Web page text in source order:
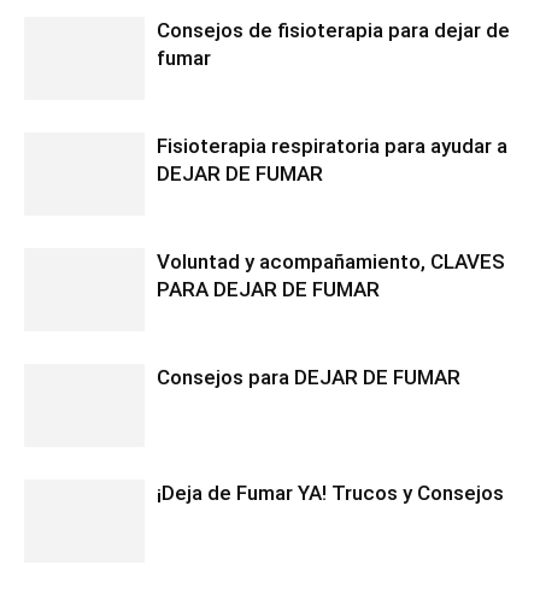
Consejos de fisioterapia para dejar de
fumar
Fisioterapia respiratoria para ayudar a
DEJAR DE FUMAR
Voluntad y acompañamiento, CLAVES
PARA DEJAR DE FUMAR
Consejos para DEJAR DE FUMAR
¡Deja de Fumar YA! Trucos y Consejos